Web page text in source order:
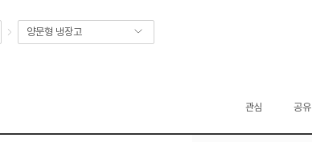
양문형 냉장고
관심 공유